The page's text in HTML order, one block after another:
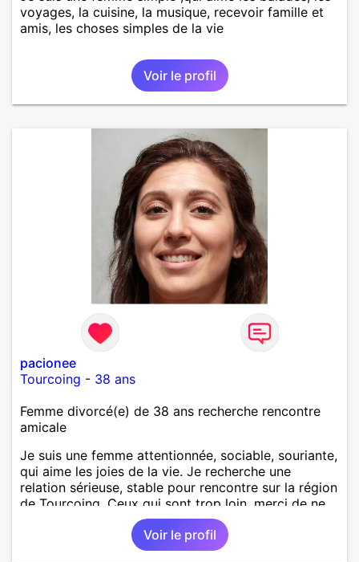
voyages, la cuisine, la musique, recevoir famille et
amis, les choses simples de la vie
Voir le profil
pacionee
Tourcoing - 38 ans
Femme divorcé(e) de 38 ans recherche rencontre
amicale
Je suis une femme attentionnée, sociable, souriante,
qui aime les joies de la vie. Je recherche une
relation sérieuse, stable pour rencontre sur la région
de Tourcoing. Ceux qui sont trop loin, merci de ne
pas me contacter et pour les autres je ne
manquerais pas de vous répondre et ce sera avec
Voir le profil